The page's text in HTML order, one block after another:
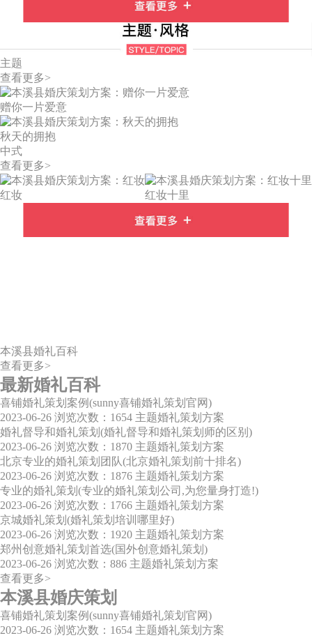
主题
查看更多>
赠你一片爱意
秋天的拥抱
中式
查看更多>
红妆 红妆十里
本溪县婚礼百科
查看更多>
最新婚礼百科
喜铺婚礼策划案例(sunny喜铺婚礼策划官网)
2023-06-26 浏览次数：1654 主题婚礼策划方案
婚礼督导和婚礼策划(婚礼督导和婚礼策划师的区别)
2023-06-26 浏览次数：1870 主题婚礼策划方案
北京专业的婚礼策划团队(北京婚礼策划前十排名)
2023-06-26 浏览次数：1876 主题婚礼策划方案
专业的婚礼策划(专业的婚礼策划公司,为您量身打造!)
2023-06-26 浏览次数：1766 主题婚礼策划方案
京城婚礼策划(婚礼策划培训哪里好)
2023-06-26 浏览次数：1920 主题婚礼策划方案
郑州创意婚礼策划首选(国外创意婚礼策划)
2023-06-26 浏览次数：886 主题婚礼策划方案
查看更多>
本溪县婚庆策划
喜铺婚礼策划案例(sunny喜铺婚礼策划官网)
2023-06-26 浏览次数：1654 主题婚礼策划方案